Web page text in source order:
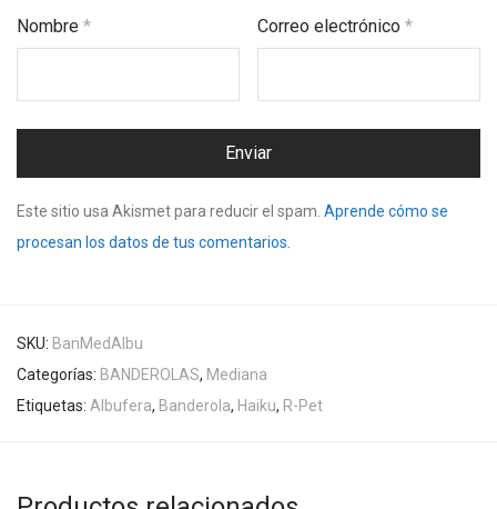
Nombre * Correo electrónico*
Este sitio usa Akismet para reducir el spam. Aprende cómo se
procesan los datos de tus comentarios.
SKU: BanMedAlbu
Categorías: BANDEROLAS, Mediana
Etiquetas: Albufera, Banderola, Haiku, R-Pet